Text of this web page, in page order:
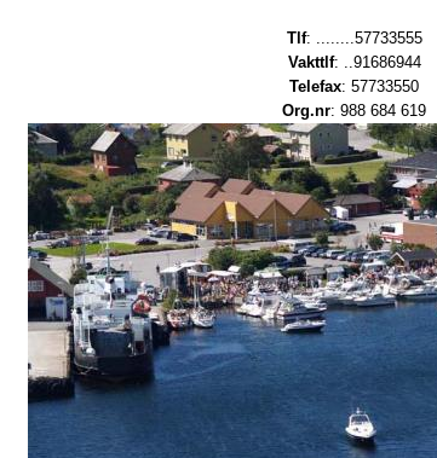
Tlf: ........57733555
Vakttlf: ..91686944
Telefax: 57733550
Org.nr: 988 684 619